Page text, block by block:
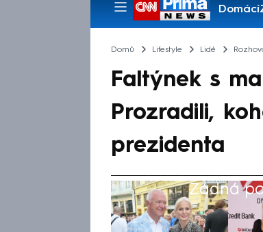
Domácí
Pořady
Domů Lifestyle Lidé
Faltýnek s
Prozradili,
prezidenta
Žádná